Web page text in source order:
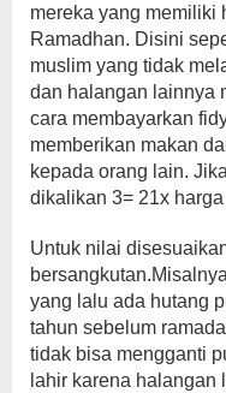
mereka yang memiliki
Ramadhan. Disini
muslim yang tidak
dan halangan lainnya
cara membayarkan
memberikan makan
kepada orang lain.
dikalikan 3= 21x
Untuk nilai
yang lalu ada hutang
tahun sebelum
tidak bisa mengganti
lahir karena halangan